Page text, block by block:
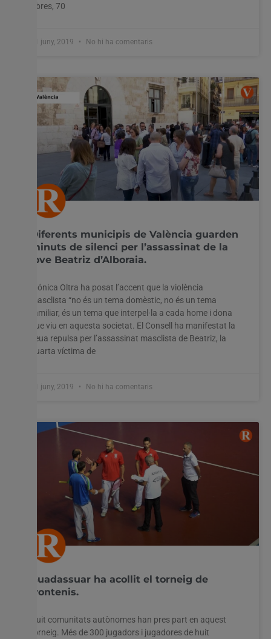
llibres, 70
11 juny, 2019 No hi ha comentaris
Diferents municipis de València guarden
minuts de silenci per l’assassinat de la
jove Beatriz d’Alboraia.
Mónica Oltra ha posat l’accent que la violència
masclista “no és un tema domèstic, no és un tema
familiar, és un tema que interpel·la a cada home i dona
que viu en aquesta societat. El Consell ha manifestat la
seua repulsa per l’assassinat masclista de Beatriz, la
quarta víctima de
11 juny, 2019 No hi ha comentaris
Guadassuar ha acollit el torneig de
frontenis.
Huit comunitats autònomes han pres part en aquest
torneig. Més de 300 jugadors i jugadores de huit